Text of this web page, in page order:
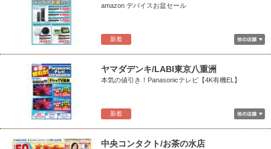
新着
amazon デバイスお盆セール
新着
ヤマダデンキ/LABI東京八重洲
本気の値引き！Panasonicテレビ【4K有機EL】
中央コンタクト/お茶の水店